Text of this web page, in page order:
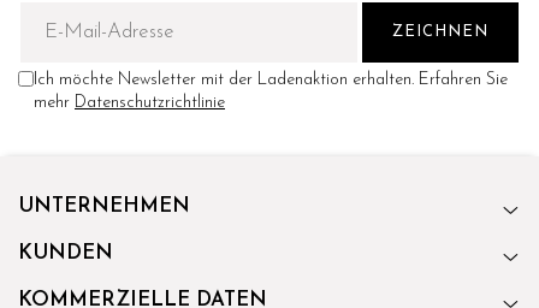
Ich möchte Newsletter mit der Ladenaktion erhalten. Erfahren Sie
mehr Datenschutzrichtlinie
UNTERNEHMEN
KUNDEN
KOMMERZIELLE DATEN